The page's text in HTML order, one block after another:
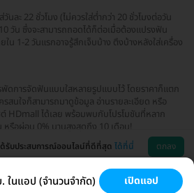
นละ 22 ชั่วโมง (ไม่ควรใส่ต่ำกว่า 20 ชั่วโมงต่อวัน
วัน ซึ่งจะสามารถถอดได้ก็ต่อเมื่อต้องแปรงฟัน
ใน 1-2 วันแรกอาจรู้สึกเจ็บบ้าง ตึงบ้างหลังใส่เครื่อง
พัดการจัดฟันแบบใสหลายรูปแบบไว้ โดยราคาก็แตก
สนใจก็สามารถมาดูข้อมูล อ่านรายละเอียด หรือ
ต์ HDmall ได้เลย พร้อมพบกับโปรโมชันที่หลาก
หรือผ่อน 0% นานสูงสุดถึง 10 เดือน!
ด้รับประสบการณ์ออนไลน์ที่ดีที่สุด ได้ที่นี่ ตกลง
นแอป (จำนวนจำกัด) เปิดแอป